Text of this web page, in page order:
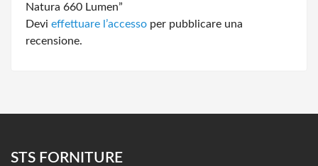
Natura 660 Lumen”
Devi effettuare l’accesso per pubblicare una
recensione.
STS FORNITURE